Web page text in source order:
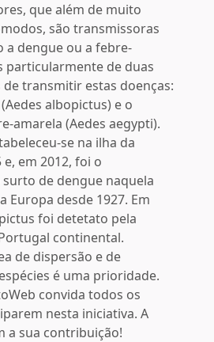
que além de muito
são transmissoras
a dengue ou a febre-
particularmente de duas
de transmitir estas doenças:
albopictus) e o
amarela (Aedes aegypti).
se na ilha da
em 2012, foi o
de dengue naquela
Europa desde 1927. Em
foi detetato pela
continental.
de dispersão e de
é uma prioridade.
convida todos os
nesta iniciativa. A
a sua contribuição!